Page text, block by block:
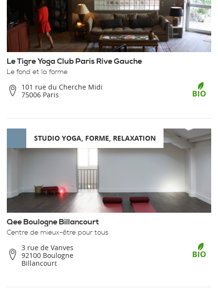
Le Tigre Yoga Club Paris Rive Gauche
Le fond et la forme
101 rue du Cherche Midi
75006 Paris
STUDIO YOGA, FORME, RELAXATION
Qee Boulogne Billancourt
Centre de mieux-être pour tous
3 rue de Vanves
92100 Boulogne
Billancourt